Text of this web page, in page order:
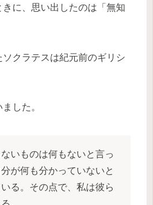
きに、思い出したのは「無知
ソクラテスは紀元前のギリシ
した。
いものは何もないと言っ
が何も分かっていないと
る。その点で、私は彼ら